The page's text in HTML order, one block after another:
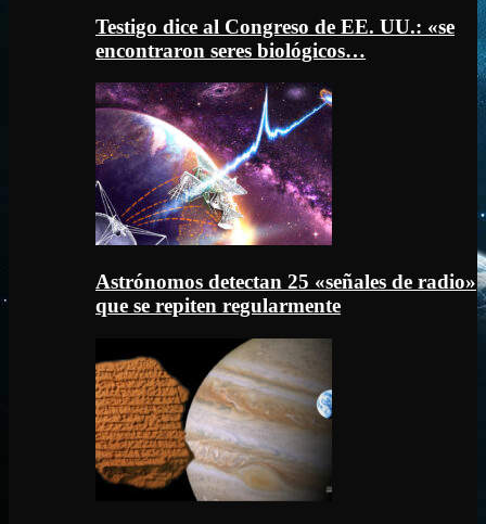
Testigo dice al Congreso de EE. UU.: «se
encontraron seres biológicos…
Astrónomos detectan 25 «señales de radio»
que se repiten regularmente